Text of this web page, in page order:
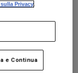
35% OFF
Privacy
e Continua